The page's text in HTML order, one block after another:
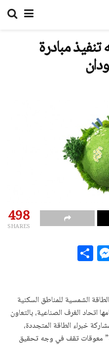
مبادرة
498
SHARES
M
es
n
g
e
r
e
الشمسية للمناطق السكنية
اتحاد الغرف الصناعية، بالتعاون
خبراء الطاقة المتجددة،
بفندق السلام بالخرطوم، أن هنالك “3” معوقات تقف في وجه تحقيق